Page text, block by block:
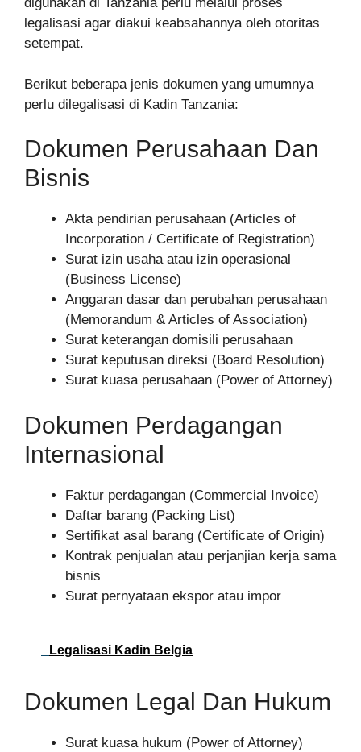
digunakan di Tanzania perlu melalui proses
legalisasi agar diakui keabsahannya oleh otoritas
setempat.
Berikut beberapa jenis dokumen yang umumnya
perlu dilegalisasi di Kadin Tanzania:
Dokumen Perusahaan Dan
Bisnis
Akta pendirian perusahaan (Articles of
Incorporation / Certificate of Registration)
Surat izin usaha atau izin operasional
(Business License)
Anggaran dasar dan perubahan perusahaan
(Memorandum & Articles of Association)
Surat keterangan domisili perusahaan
Surat keputusan direksi (Board Resolution)
Surat kuasa perusahaan (Power of Attorney)
Dokumen Perdagangan
Internasional
Faktur perdagangan (Commercial Invoice)
Daftar barang (Packing List)
Sertifikat asal barang (Certificate of Origin)
Kontrak penjualan atau perjanjian kerja sama
bisnis
Surat pernyataan ekspor atau impor
Legalisasi Kadin Belgia
Dokumen Legal Dan Hukum
Surat kuasa hukum (Power of Attorney)